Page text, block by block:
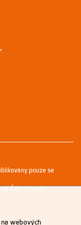
pouze se
ČZU v Praze.
webových